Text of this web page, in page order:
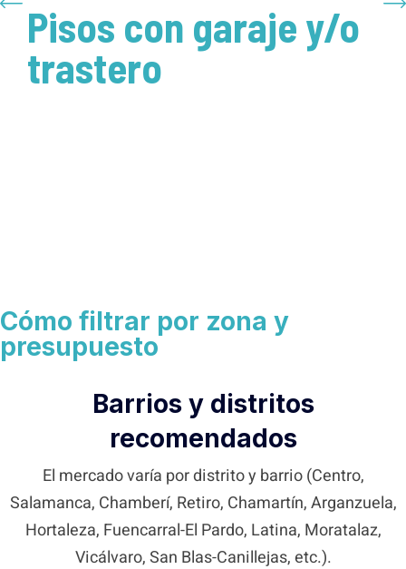
Pisos con piscina y
zonas comunes
Cómo filtrar por zona y
presupuesto
Barrios y distritos
recomendados
El mercado varía por distrito y barrio (Centro,
Salamanca, Chamberí, Retiro, Chamartín, Arganzuela,
Hortaleza, Fuencarral-El Pardo, Latina, Moratalaz,
Vicálvaro, San Blas-Canillejas, etc.).